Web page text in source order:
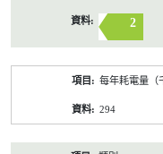
2
每年耗電量（
294